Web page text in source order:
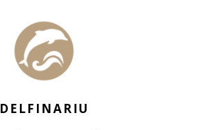
DELFINARIU